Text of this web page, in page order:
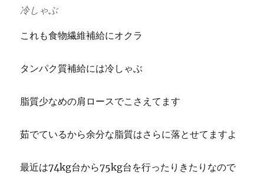
冷しゃぶ
これも食物繊維補給にオクラ
タンパク質補給には冷しゃぶ
脂質少なめの肩ロースでこさえてます
茹でているから余分な脂質はさらに落とせてますよ
最近は74kg台から75kg台を行ったりきたりなので